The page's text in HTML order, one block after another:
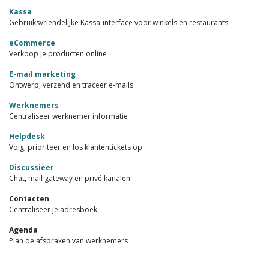
Kassa
Gebruiksvriendelijke Kassa-interface voor winkels en restaurants
eCommerce
Verkoop je producten online
E-mail marketing
Ontwerp, verzend en traceer e-mails
Werknemers
Centraliseer werknemer informatie
Helpdesk
Volg, prioriteer en los klantentickets op
Discussieer
Chat, mail gateway en privé kanalen
Contacten
Centraliseer je adresboek
Agenda
Plan de afspraken van werknemers